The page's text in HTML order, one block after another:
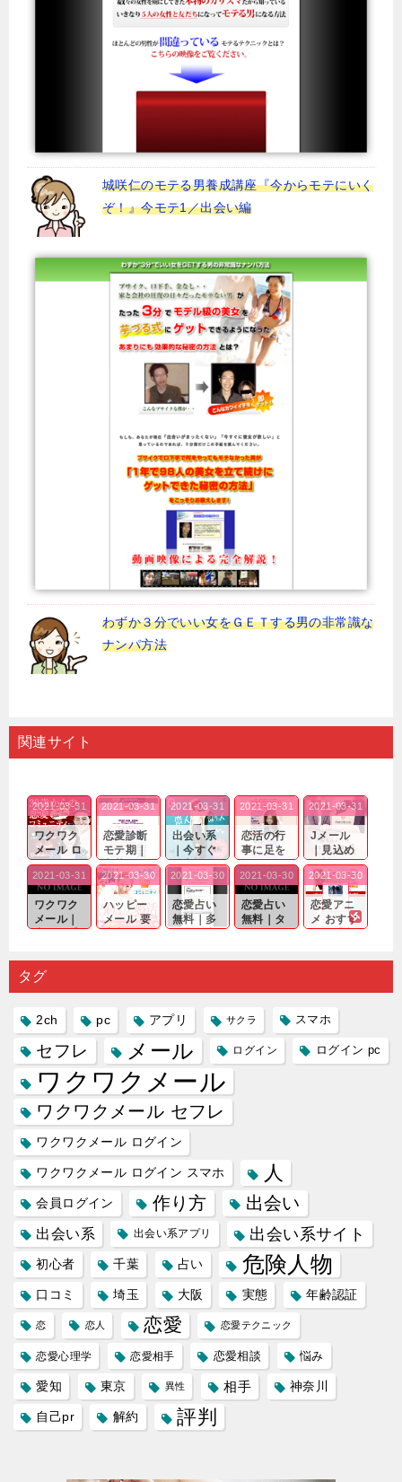
城咲仁のモテる男養成講座『今からモテにいく
ぞ！』今モテ1／出会い編
わずか３分でいい女をＧＥＴする男の非常識な
ナンパ方法
関連サイト
ワクワク
メール ロ
グイン pc
｜心の底
から真
剣...
2021-03-31
恋愛診断
モテ期｜
老若男女
問わ
ず…。
2021-03-31
出会い系
｜今すぐ
仲良くな
れる相手
探しをし
たいと...
2021-03-31
恋活の行
事に足を
運んでも
出会いの
チャンス
が訪れ...
2021-03-31
Jメール
｜見込め
る効果が
確実なも
のであっ
ても…...
2021-03-31
ワクワク
メール｜
り会った
人に軽...
2021-03-31
ハッピー
メール 要
するので
2021-03-30
恋愛占い
無料｜多
プリの内
2021-03-30
恋愛占い
無料｜タ
る人に恋
2021-03-30
恋愛アニ
メ おすす
雑で素人
2021-03-30
タグ
2ch pc アプリ サクラ スマホ
セフレ メール ログイン ログイン pc
ワクワクメール
ワクワクメール セフレ
ワクワクメール ログイン
ワクワクメール ログイン スマホ 人
会員ログイン 作り方 出会い
出会い系 出会い系アプリ 出会い系サイト
初心者 千葉 占い 危険人物
口コミ 埼玉 大阪 実態 年齢認証
恋 恋人 恋愛 恋愛テクニック
恋愛心理学 恋愛相手 恋愛相談 悩み
愛知 東京 異性 相手 神奈川
自己pr 解約 評判